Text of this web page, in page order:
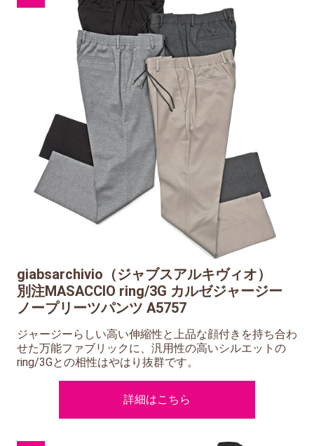
giabsarchivio（ジャブスアルキヴィオ）
別注MASACCIO ring/3G カルゼジャージー
ノープリーツパンツ A5757
ジャージーらしい高い伸縮性と上品な顔付きを持ち合わ
せた万能ファブリックに、汎用性の高いシルエットの
ring/3Gとの相性はやはり抜群です。
詳細はこちら